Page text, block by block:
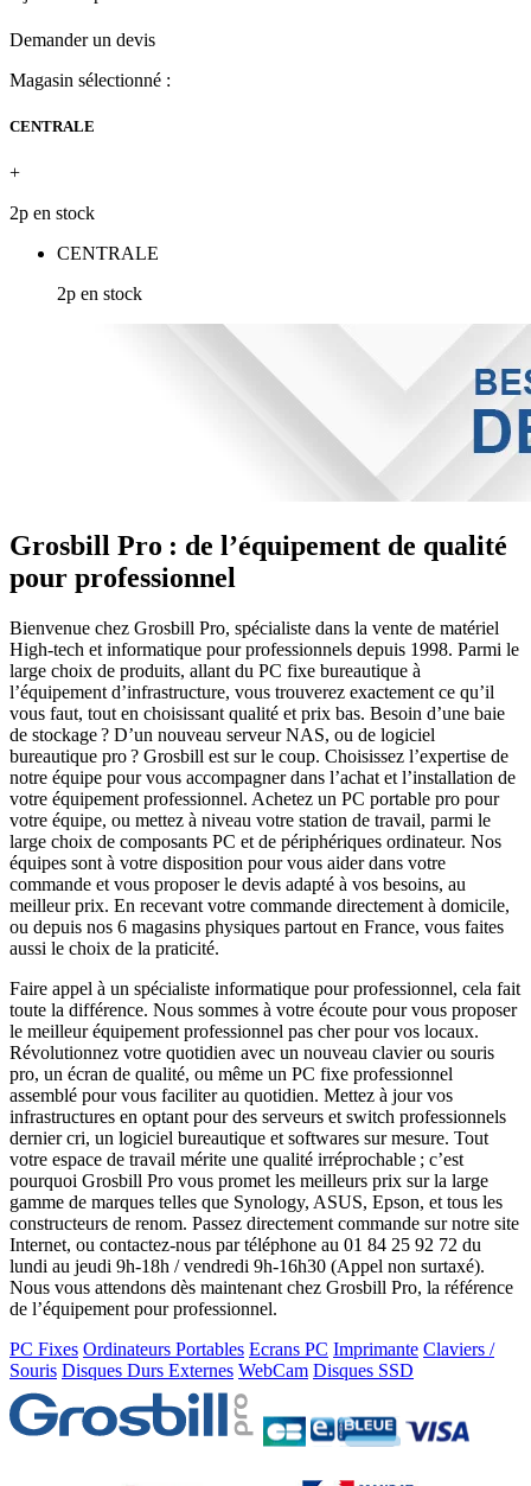
Demander un devis
Magasin sélectionné :
CENTRALE
+
2p en stock
CENTRALE
2p en stock
Grosbill Pro : de l’équipement de qualité
pour professionnel
Bienvenue chez Grosbill Pro, spécialiste dans la vente de matériel
High-tech et informatique pour professionnels depuis 1998. Parmi le
large choix de produits, allant du PC fixe bureautique à
l’équipement d’infrastructure, vous trouverez exactement ce qu’il
vous faut, tout en choisissant qualité et prix bas. Besoin d’une baie
de stockage ? D’un nouveau serveur NAS, ou de logiciel
bureautique pro ? Grosbill est sur le coup. Choisissez l’expertise de
notre équipe pour vous accompagner dans l’achat et l’installation de
votre équipement professionnel. Achetez un PC portable pro pour
votre équipe, ou mettez à niveau votre station de travail, parmi le
large choix de composants PC et de périphériques ordinateur. Nos
équipes sont à votre disposition pour vous aider dans votre
commande et vous proposer le devis adapté à vos besoins, au
meilleur prix. En recevant votre commande directement à domicile,
ou depuis nos 6 magasins physiques partout en France, vous faites
aussi le choix de la praticité.
Faire appel à un spécialiste informatique pour professionnel, cela fait
toute la différence. Nous sommes à votre écoute pour vous proposer
le meilleur équipement professionnel pas cher pour vos locaux.
Révolutionnez votre quotidien avec un nouveau clavier ou souris
pro, un écran de qualité, ou même un PC fixe professionnel
assemblé pour vous faciliter au quotidien. Mettez à jour vos
infrastructures en optant pour des serveurs et switch professionnels
dernier cri, un logiciel bureautique et softwares sur mesure. Tout
votre espace de travail mérite une qualité irréprochable ; c’est
pourquoi Grosbill Pro vous promet les meilleurs prix sur la large
gamme de marques telles que Synology, ASUS, Epson, et tous les
constructeurs de renom. Passez directement commande sur notre site
Internet, ou contactez-nous par téléphone au 01 84 25 92 72 du
lundi au jeudi 9h-18h / vendredi 9h-16h30 (Appel non surtaxé).
Nous vous attendons dès maintenant chez Grosbill Pro, la référence
de l’équipement pour professionnel.
PC Fixes Ordinateurs Portables Ecrans PC Imprimante Claviers /
Souris Disques Durs Externes WebCam Disques SSD